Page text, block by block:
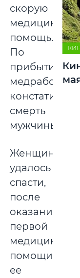
скорую
помощь.
По
прибытии
смерть
мужчины.
Женщину
удалось
спасти,
после
оказания
первой
медицинской
помощи
ее